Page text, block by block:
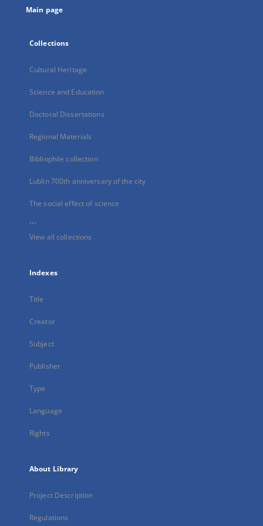
Main page
Collections
Cultural Heritage
Science and Education
Doctoral Dissertations
Regional Materials
Bibliophile collection
Lublin 700th anniversary of the city
The social effect of science
...
View all collections
Indexes
Title
Creator
Subject
Publisher
Type
Language
Rights
About Library
Project Description
Regulations